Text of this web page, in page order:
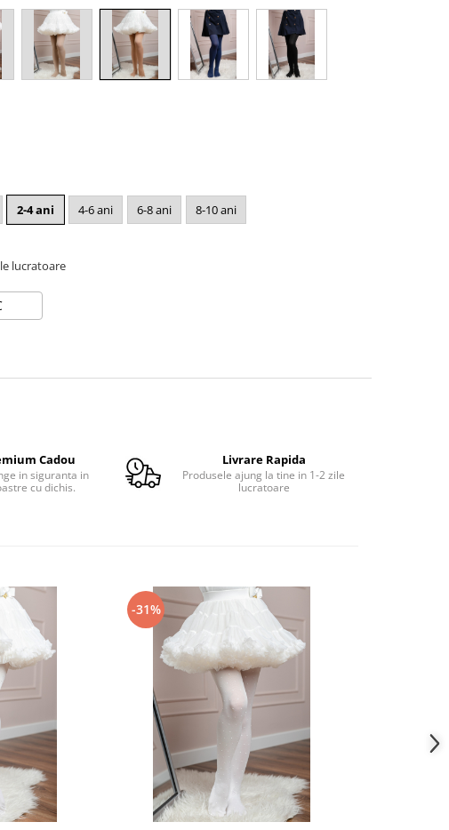
2-4 ani 4-6 ani 6-8 ani 8-10 ani
lucratoare
Cadou
in siguranta in
cu dichis.
Livrare Rapida
Produsele ajung la tine in 1-2 zile
lucratoare
-31%